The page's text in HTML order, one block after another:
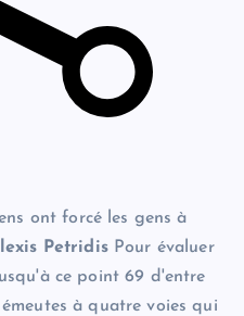
ont forcé les gens à
PetridisPour évaluer
ce point 69 d'entre
à quatre voies qui